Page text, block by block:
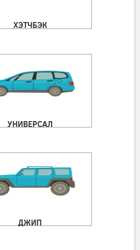
ХЭТЧБЭК
УНИВЕРСАЛ
ДЖИП